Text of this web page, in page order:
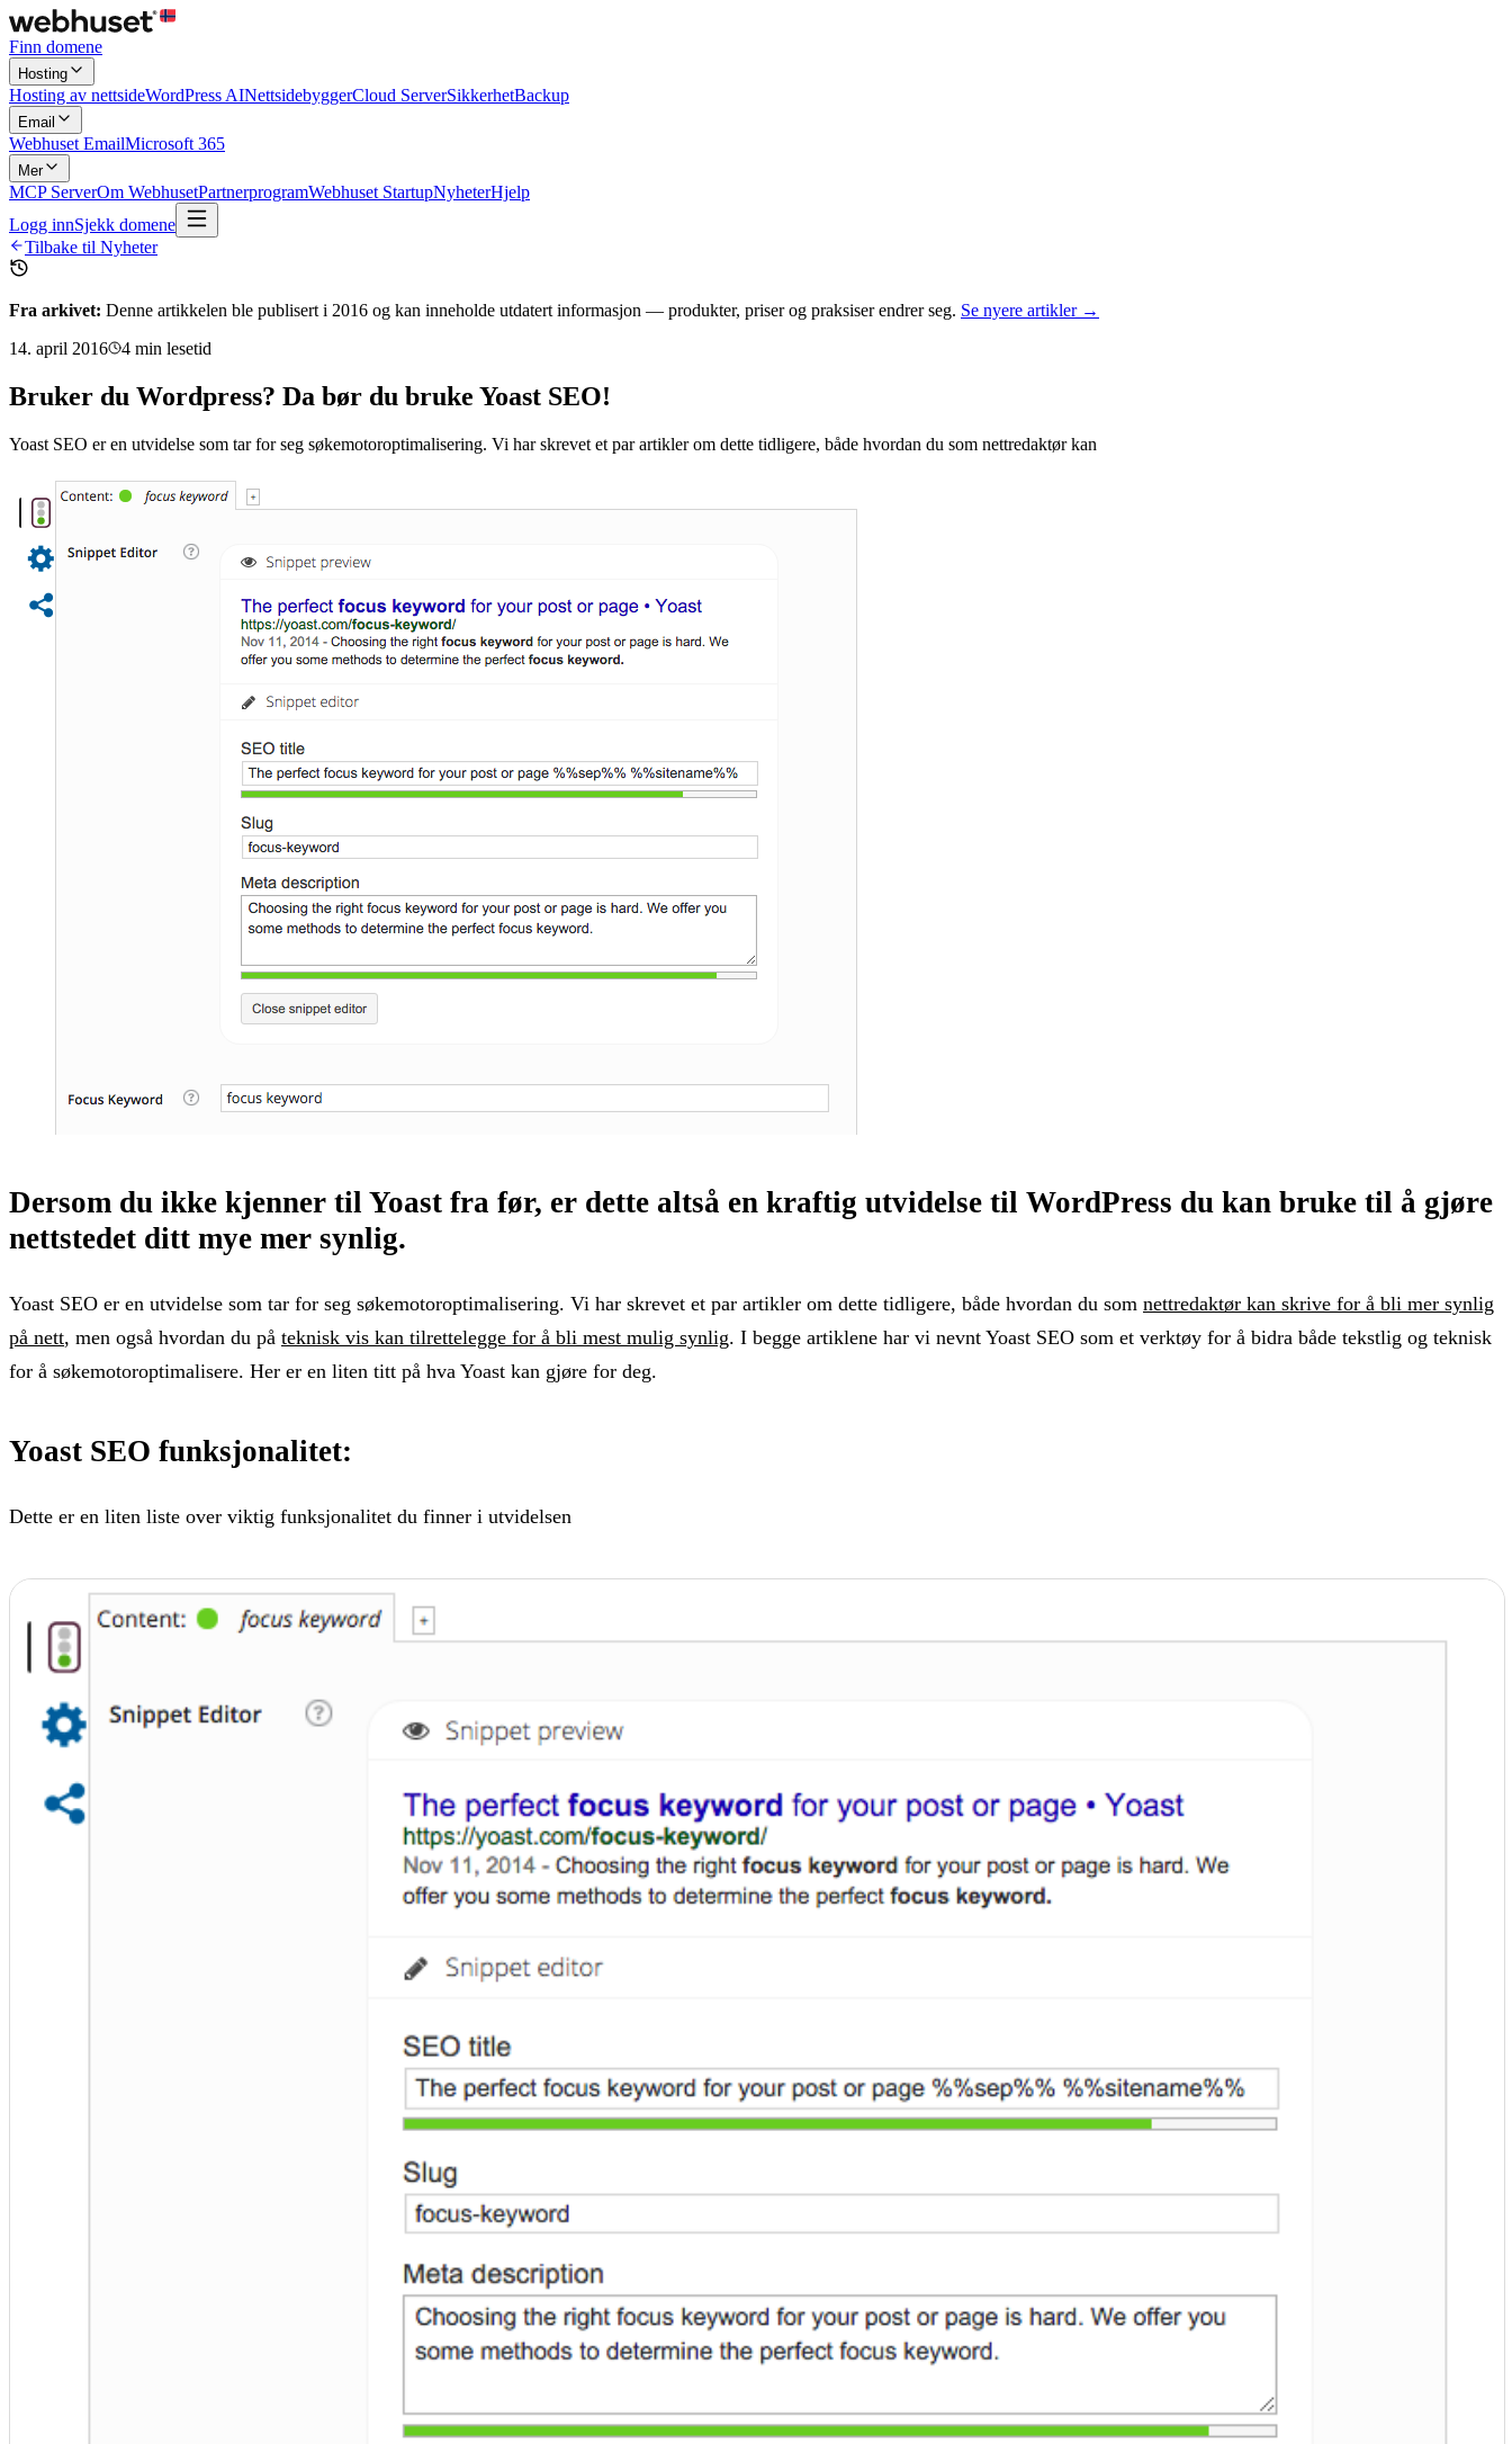
Finn domene
Hosting
Hosting av nettsideWordPress AINettsidebyggerCloud ServerSikkerhetBackup
Email
Webhuset EmailMicrosoft 365
Mer
MCP ServerOm WebhusetPartnerprogramWebhuset StartupNyheterHjelp
Logg innSjekk domene
Tilbake til Nyheter
Fra arkivet: Denne artikkelen ble publisert i 2016 og kan inneholde utdatert informasjon — produkter, priser og praksiser endrer seg. Se nyere artikler →
14. april 2016
4 min lesetid
Bruker du Wordpress? Da bør du bruke Yoast SEO!
Yoast SEO er en utvidelse som tar for seg søkemotoroptimalisering. Vi har skrevet et par artikler om dette tidligere, både hvordan du som nettredaktør kan
Dersom du ikke kjenner til Yoast fra før, er dette altså en kraftig utvidelse til WordPress du kan bruke til å gjøre
nettstedet ditt mye mer synlig.
Yoast SEO er en utvidelse som tar for seg søkemotoroptimalisering. Vi har skrevet et par artikler om dette tidligere, både hvordan du som nettredaktør kan skrive for å bli mer synlig
på nett, men også hvordan du på teknisk vis kan tilrettelegge for å bli mest mulig synlig. I begge artiklene har vi nevnt Yoast SEO som et verktøy for å bidra både tekstlig og teknisk
for å søkemotoroptimalisere. Her er en liten titt på hva Yoast kan gjøre for deg.
Yoast SEO funksjonalitet:
Dette er en liten liste over viktig funksjonalitet du finner i utvidelsen